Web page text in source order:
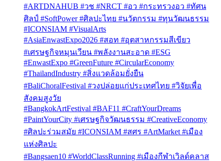
#ARTDNAHUB #วช #NRCT #อว #กระทรวงอว #ทัศน
ศิลป์ #SoftPower #ศิลปะไทย #นวัตกรรม #ทุนวัฒนธรรม
#ICONSIAM #VisualArts
#AsiaEnwastExpo2026 #สอท #อุตสาหกรรมสีเขียว
#เศรษฐกิจหมุนเวียน #พลังงานสะอาด #ESG
#EnwastExpo #GreenFuture #CircularEconomy
#ThailandIndustry #สิ่งแวดล้อมยั่งยืน
#BaliChoralFestival #วงปล่อยแก่ประเทศไทย #วิจัยเพื่อ
สังคมสูงวัย
#BangkokArtFestival #BAF11 #CraftYourDreams
#PaintYourCity #เศรษฐกิจวัฒนธรรม #CreativeEconomy
#ศิลปะร่วมสมัย #ICONSIAM #สศร #ArtMarket #เมือง
แห่งศิลปะ
#Bangsaen10 #WorldClassRunning #เมืองกีฬาเวิลด์คลาส